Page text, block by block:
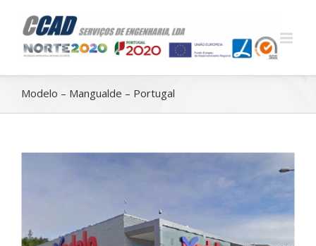
Modelo – Mangualde – Portugal